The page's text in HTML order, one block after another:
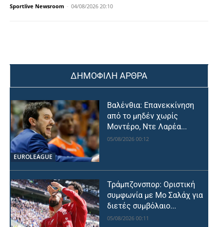
Sportlive Newsroom - 04/08/2026 20:10
ΔΗΜΟΦΙΛΗ ΑΡΘΡΑ
EUROLEAGUE
Βαλένθια: Επανεκκίνηση
από το μηδέν χωρίς
Μοντέρο, Ντε Λαρέα...
05/08/2026 00:12
Τράμπζονσπορ: Οριστική
συμφωνία με Μο Σαλάχ για
διετές συμβόλαιο...
05/08/2026 00:11